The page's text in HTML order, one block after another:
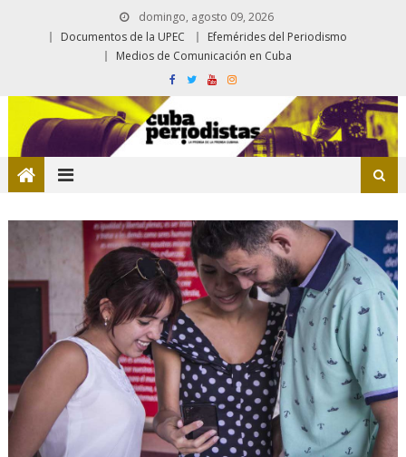
domingo, agosto 09, 2026
Documentos de la UPEC
Efemérides del Periodismo
Medios de Comunicación en Cuba